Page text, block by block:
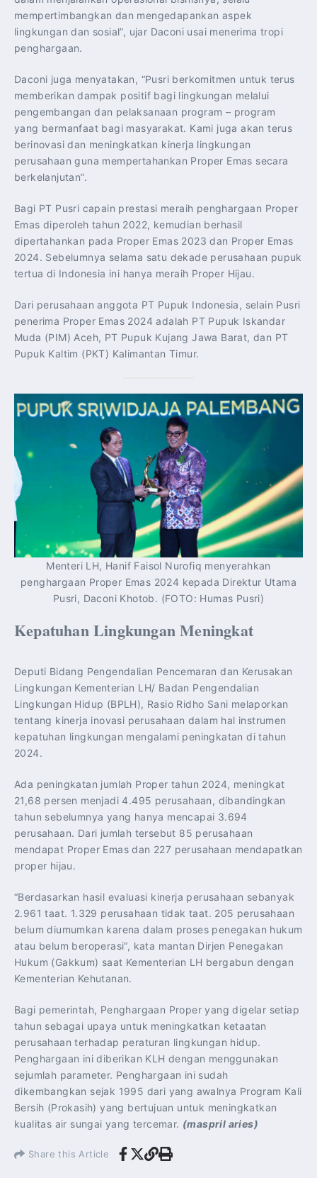
mempertimbangkan dan mengedapankan aspek
lingkungan dan sosial”, ujar Daconi usai menerima tropi
penghargaan.
Daconi juga menyatakan, “Pusri berkomitmen untuk terus
memberikan dampak positif bagi lingkungan melalui
pengembangan dan pelaksanaan program – program
yang bermanfaat bagi masyarakat. Kami juga akan terus
berinovasi dan meningkatkan kinerja lingkungan
perusahaan guna mempertahankan Proper Emas secara
berkelanjutan”.
Bagi PT Pusri capain prestasi meraih penghargaan Proper
Emas diperoleh tahun 2022, kemudian berhasil
dipertahankan pada Proper Emas 2023 dan Proper Emas
2024. Sebelumnya selama satu dekade perusahaan pupuk
tertua di Indonesia ini hanya meraih Proper Hijau.
Dari perusahaan anggota PT Pupuk Indonesia, selain Pusri
penerima Proper Emas 2024 adalah PT Pupuk Iskandar
Muda (PIM) Aceh, PT Pupuk Kujang Jawa Barat, dan PT
Pupuk Kaltim (PKT) Kalimantan Timur.
Menteri LH, Hanif Faisol Nurofiq menyerahkan
penghargaan Proper Emas 2024 kepada Direktur Utama
Pusri, Daconi Khotob. (FOTO: Humas Pusri)
Kepatuhan Lingkungan Meningkat
Deputi Bidang Pengendalian Pencemaran dan Kerusakan
Lingkungan Kementerian LH/ Badan Pengendalian
Lingkungan Hidup (BPLH), Rasio Ridho Sani melaporkan
tentang kinerja inovasi perusahaan dalam hal instrumen
kepatuhan lingkungan mengalami peningkatan di tahun
2024.
Ada peningkatan jumlah Proper tahun 2024, meningkat
21,68 persen menjadi 4.495 perusahaan, dibandingkan
tahun sebelumnya yang hanya mencapai 3.694
perusahaan. Dari jumlah tersebut 85 perusahaan
mendapat Proper Emas dan 227 perusahaan mendapatkan
proper hijau.
“Berdasarkan hasil evaluasi kinerja perusahaan sebanyak
2.961 taat. 1.329 perusahaan tidak taat. 205 perusahaan
belum diumumkan karena dalam proses penegakan hukum
atau belum beroperasi”, kata mantan Dirjen Penegakan
Hukum (Gakkum) saat Kementerian LH bergabun dengan
Kementerian Kehutanan.
Bagi pemerintah, Penghargaan Proper yang digelar setiap
tahun sebagai upaya untuk meningkatkan ketaatan
perusahaan terhadap peraturan lingkungan hidup.
Penghargaan ini diberikan KLH dengan menggunakan
sejumlah parameter. Penghargaan ini sudah
dikembangkan sejak 1995 dari yang awalnya Program Kali
Bersih (Prokasih) yang bertujuan untuk meningkatkan
kualitas air sungai yang tercemar. (maspril aries)
Share this Article